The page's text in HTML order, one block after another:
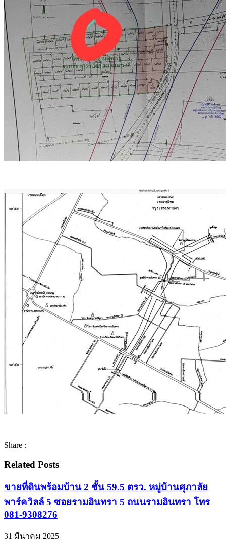
Share :
Related Posts
ขายที่ดินพร้อมบ้าน 2 ชั้น 59.5 ตรว. หมู่บ้านศุภาลัย
พาร์ควิลล์ 5 ซอยรามอินทรา 5 ถนนรามอินทรา โทร
081-9308276
31 มีนาคม 2025